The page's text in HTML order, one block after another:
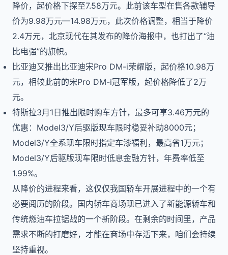
降价，起价格下探至7.58万元。此前该车型在售各款辅导
价为9.98万元—14.98万元，此次价格调整，相当于降价
2.4万元，北京现代在其发布的降价海报中，也打出了“油
比电强”的旗帜。
比亚迪又推出比亚迪宋Pro DM-i荣耀版，起价格10.98万
元，相较此前的宋Pro DM-i冠军版，起价格降低了2万
元。
特斯拉3月1日推出限时购车方针，最多可享3.46万元的
优惠：Model3/Y后驱版现车限时稳妥补助8000元；
Model3/Y全系现车限时指定车漆福利，最高省1万元；
Model3/Y后驱版现车限时低息金融方针，年费率低至
1.99%。
从降价的进程来看，这仅仅我国轿车开展进程中的一个有
必要阅历的阶段。国内轿车商场现已进入了新能源轿车和
传统燃油车拉锯战的一个新阶段。在剩余的时间里，产品
需求不断的打磨好，才能在商场中存活下来，咱们会持续
坚持重视。